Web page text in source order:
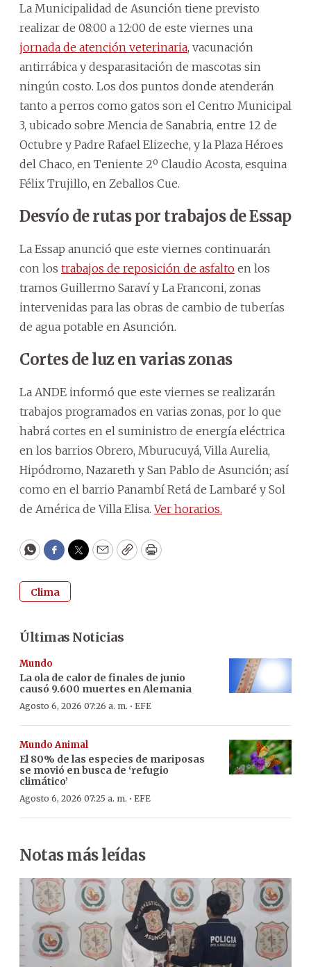
La Municipalidad de Asunción tiene previsto
realizar de 08:00 a 12:00 de este viernes una
jornada de atención veterinaria, vacunación
antirrábica y desparasitación de mascotas sin
ningún costo. Los dos puntos donde atenderán
tanto a perros como gatos son el Centro Municipal
3, ubicado sobre Mencia de Sanabria, entre 12 de
Octubre y Padre Rafael Elizeche, y la Plaza Héroes
del Chaco, en Teniente 2º Claudio Acosta, esquina
Félix Trujillo, en Zeballos Cue.
Desvío de rutas por trabajos de Essap
La Essap anunció que este viernes continuarán
con los trabajos de reposición de asfalto en los
tramos Guillermo Saraví y La Franconi, zonas
intervenidas para las obras de cambio de tuberías
de agua potable en Asunción.
Cortes de luz en varias zonas
La ANDE informó que este viernes se realizarán
trabajos programados en varias zonas, por lo que
habrá cortes en el suministro de energía eléctrica
en los barrios Obrero, Mburucuyá, Villa Aurelia,
Hipódromo, Nazareth y San Pablo de Asunción; así
como en el barrio Panambí Retá de Lambaré y Sol
de América de Villa Elisa.Ver horarios.
WhatsApp
Facebook
Twitter
EmailCopyPrint
Clima
Últimas Noticias
Mundo
La ola de calor de finales de junio
causó 9.600 muertes en Alemania
Agosto 6, 2026 07:26 a. m. · EFE
Mundo Animal
El 80% de las especies de mariposas
se movió en busca de ‘refugio
climático’
Agosto 6, 2026 07:25 a. m. · EFE
Notas más leídas